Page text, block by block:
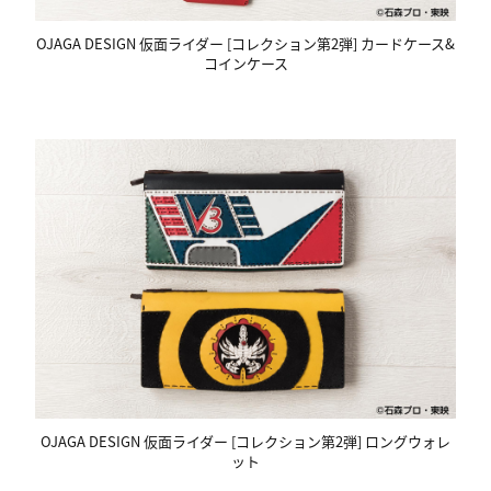
OJAGA DESIGN 仮面ライダー [コレクション第2弾] カードケース&
コインケース
OJAGA DESIGN 仮面ライダー [コレクション第2弾] ロングウォレ
ット